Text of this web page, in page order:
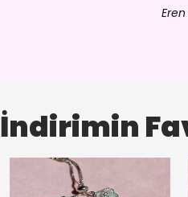
Eren
İndirimin